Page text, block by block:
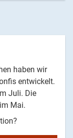
haben wir
entwickelt.
Juli. Die
Mai.